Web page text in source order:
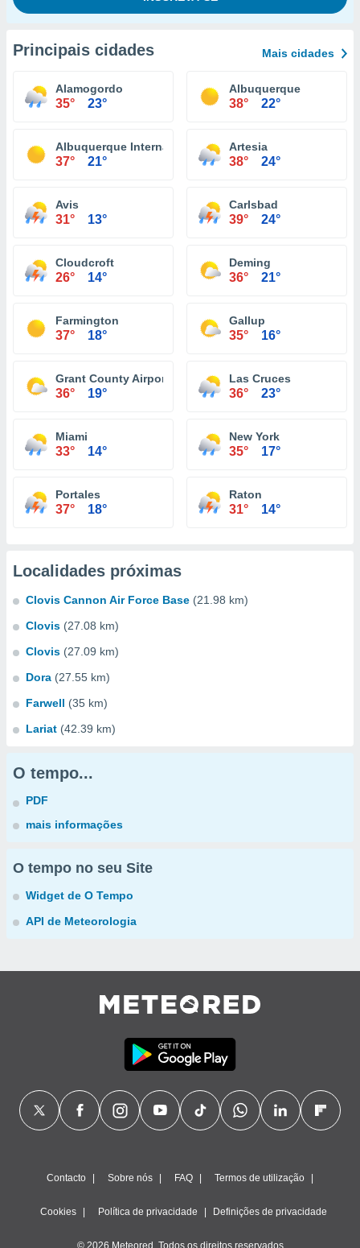
Principais cidades Mais cidades
Alamogordo
35° 23°
Albuquerque
38° 22°
Albuquerque International Airport
37° 21°
Artesia
38° 24°
Avis
31° 13°
Carlsbad
39° 24°
Cloudcroft
26° 14°
Deming
36° 21°
Farmington
37° 18°
Gallup
35° 16°
Grant County Airport Silver City
36° 19°
Las Cruces
36° 23°
Miami
33° 14°
New York
35° 17°
Portales
37° 18°
Raton
31° 14°
Localidades próximas
Clovis Cannon Air Force Base (21.98 km)
Clovis (27.08 km)
Clovis (27.09 km)
Dora (27.55 km)
Farwell (35 km)
Lariat (42.39 km)
O tempo...
PDF
mais informações
O tempo no seu Site
Widget de O Tempo
API de Meteorologia
Contacto Sobre nós FAQ Termos de utilização
Cookies Política de privacidade Definições de privacidade
© 2026 Meteored. Todos os direitos reservados